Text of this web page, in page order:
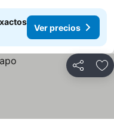
Ver precios
Compartir